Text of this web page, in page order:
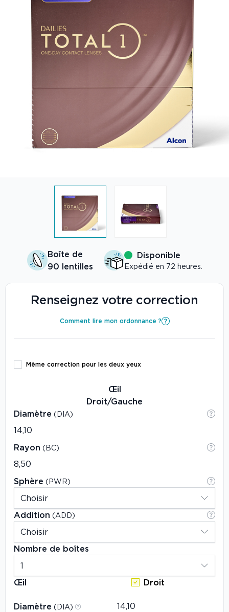
Boîte de
90 lentilles
Disponible
Expédié en 72 heures.
Renseignez votre correction
Comment lire mon ordonnance ?
Même correction pour les deux yeux
Œil
Droit/Gauche
Diamètre (DIA)
Rayon (BC)
Sphère (PWR)
Addition (ADD)
Nombre de boîtes
Œil Droit
Diamètre (DIA)